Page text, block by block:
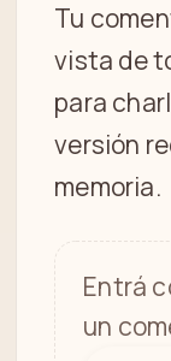
Tu
vista de
para
versión
memoria.
Entrá
un